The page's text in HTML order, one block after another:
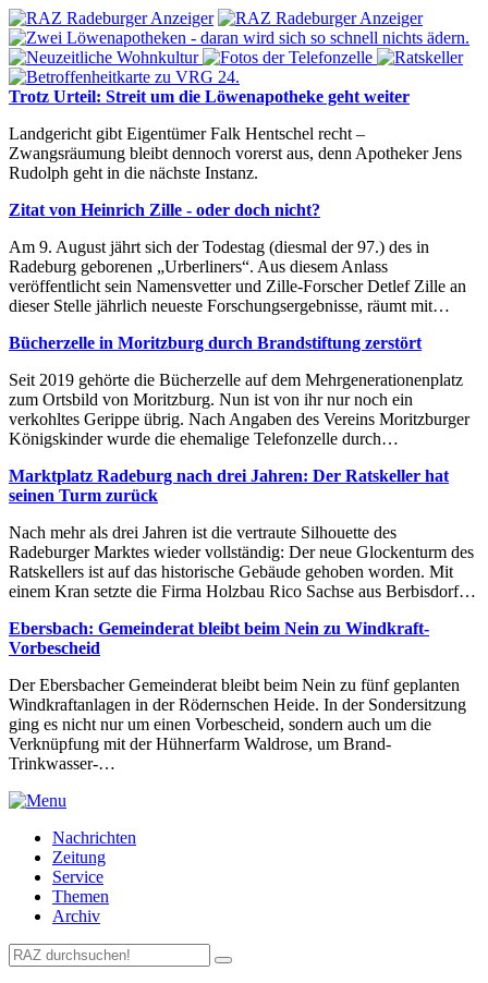
Trotz Urteil: Streit um die Löwenapotheke geht weiter
Landgericht gibt Eigentümer Falk Hentschel recht –
Zwangsräumung bleibt dennoch vorerst aus, denn Apotheker Jens
Rudolph geht in die nächste Instanz.
Zitat von Heinrich Zille - oder doch nicht?
Am 9. August jährt sich der Todestag (diesmal der 97.) des in
Radeburg geborenen „Urberliners“. Aus diesem Anlass
veröffentlicht sein Namensvetter und Zille-Forscher Detlef Zille an
dieser Stelle jährlich neueste Forschungsergebnisse, räumt mit…
Bücherzelle in Moritzburg durch Brandstiftung zerstört
Seit 2019 gehörte die Bücherzelle auf dem Mehrgenerationenplatz
zum Ortsbild von Moritzburg. Nun ist von ihr nur noch ein
verkohltes Gerippe übrig. Nach Angaben des Vereins Moritzburger
Königskinder wurde die ehemalige Telefonzelle durch…
Marktplatz Radeburg nach drei Jahren: Der Ratskeller hat
seinen Turm zurück
Nach mehr als drei Jahren ist die vertraute Silhouette des
Radeburger Marktes wieder vollständig: Der neue Glockenturm des
Ratskellers ist auf das historische Gebäude gehoben worden. Mit
einem Kran setzte die Firma Holzbau Rico Sachse aus Berbisdorf…
Ebersbach: Gemeinderat bleibt beim Nein zu Windkraft-
Vorbescheid
Der Ebersbacher Gemeinderat bleibt beim Nein zu fünf geplanten
Windkraftanlagen in der Rödernschen Heide. In der Sondersitzung
ging es nicht nur um einen Vorbescheid, sondern auch um die
Verknüpfung mit der Hühnerfarm Waldrose, um Brand-
Trinkwasser-…
Nachrichten
Zeitung
Service
Themen
Archiv